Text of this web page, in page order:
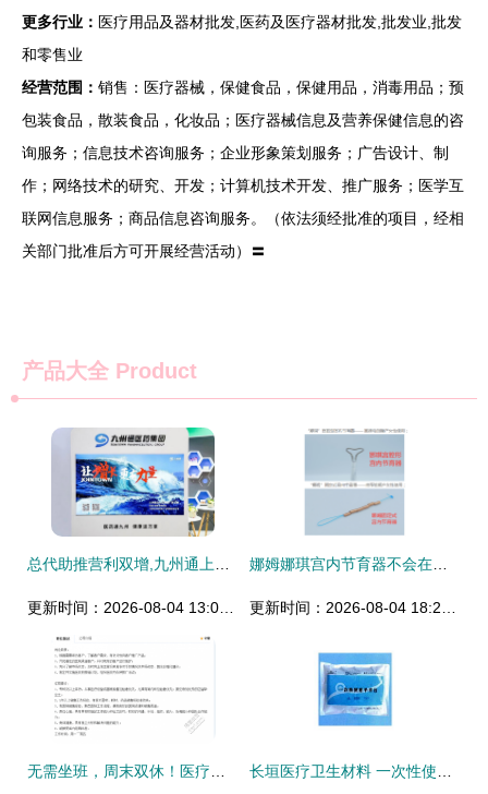
更多行业： 医疗用品及器材批发,医药及医疗器材批发,批发业,批发
和零售业
经营范围： 销售：医疗器械，保健食品，保健用品，消毒用品；预
包装食品，散装食品，化妆品；医疗器械信息及营养保健信息的咨
询服务；信息技术咨询服务；企业形象策划服务；广告设计、制
作；网络技术的研究、开发；计算机技术开发、推广服务；医学互
联网信息服务；商品信息咨询服务。（依法须经批准的项目，经相
关部门批准后方可开展经营活动）〓
产品大全 Product